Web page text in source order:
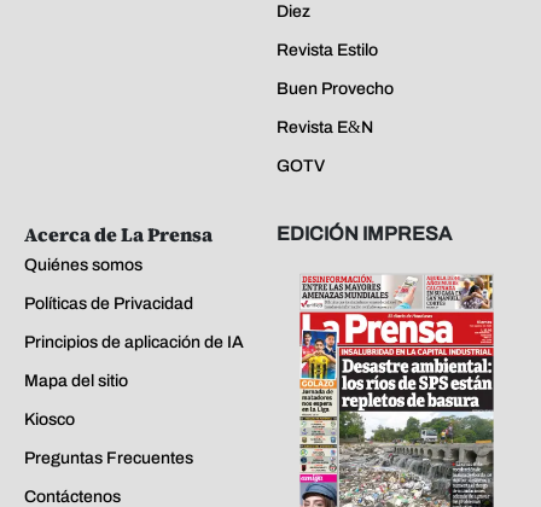
Diez
Revista Estilo
Buen Provecho
Revista E&N
GOTV
Acerca de La Prensa
Quiénes somos
Políticas de Privacidad
Principios de aplicación de IA
Mapa del sitio
Kiosco
Preguntas Frecuentes
Contáctenos
EDICIÓN IMPRESA